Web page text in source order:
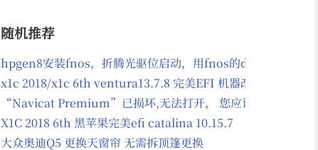
随机推荐
hpgen8安装fnos，折腾光驱位启动，用fnos的docker安装
x1c 2018/x1c 6th ventura13.7.8 完美EFI 机器改过dw1560网
“Navicat Premium”已损坏,无法打开， 您应该将它移到废
X1C 2018 6th 黑苹果完美efi catalina 10.15.7
大众奥迪Q5 更换天窗帘 无需拆顶篷更换